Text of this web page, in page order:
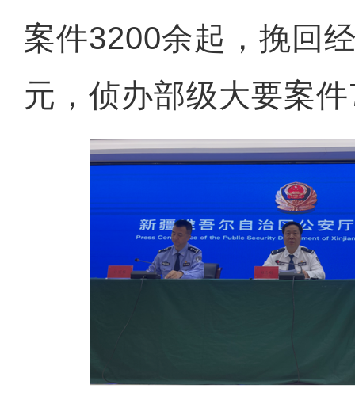
案件3200余起，挽回
元，侦办部级大要案